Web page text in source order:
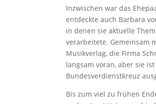
Inzwischen war das
entdeckte auch Barbara
in denen sie aktuelle
verarbeitete. Gemeinsam
Musikverlag, die Firma
langsam voran, aber sie
Bundesverdienstkreuz
Bis zum viel zu frühen